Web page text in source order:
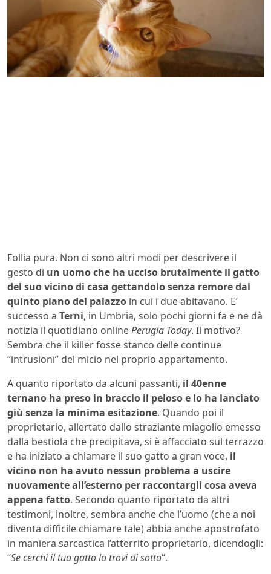
Follia pura. Non ci sono altri modi per descrivere il
gesto di un uomo che ha ucciso brutalmente il gatto
del suo vicino di casa gettandolo senza remore dal
quinto piano del palazzo in cui i due abitavano. E’
successo a Terni, in Umbria, solo pochi giorni fa e ne dà
notizia il quotidiano onlinePerugia Today. Il motivo?
Sembra che il killer fosse stanco delle continue
“intrusioni” del micio nel proprio appartamento.
A quanto riportato da alcuni passanti, il 40enne
ternano ha preso in braccio il peloso e lo ha lanciato
giù senza la minima esitazione. Quando poi il
proprietario, allertato dallo straziante miagolio emesso
dalla bestiola che precipitava, si è affacciato sul terrazzo
e ha iniziato a chiamare il suo gatto a gran voce, il
vicino non ha avuto nessun problema a uscire
nuovamente all’esterno per raccontargli cosa aveva
appena fatto. Secondo quanto riportato da altri
testimoni, inoltre, sembra anche che l’uomo (che a noi
diventa difficile chiamare tale) abbia anche apostrofato
in maniera sarcastica l’atterrito proprietario, dicendogli:
“Se cerchi il tuo gatto lo trovi di sotto“.